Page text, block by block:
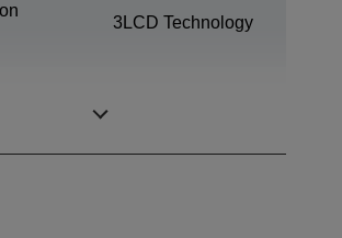
3LCD Technology